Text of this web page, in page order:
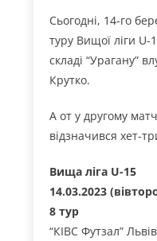
Сьогодні, 14-го
туру Вищої ліги U-
складі “Урагану”
Крутко.
А от у другому
відзначився хет-
Вища ліга U-15
14.03.2023
8 тур
“КІВС Футзал”